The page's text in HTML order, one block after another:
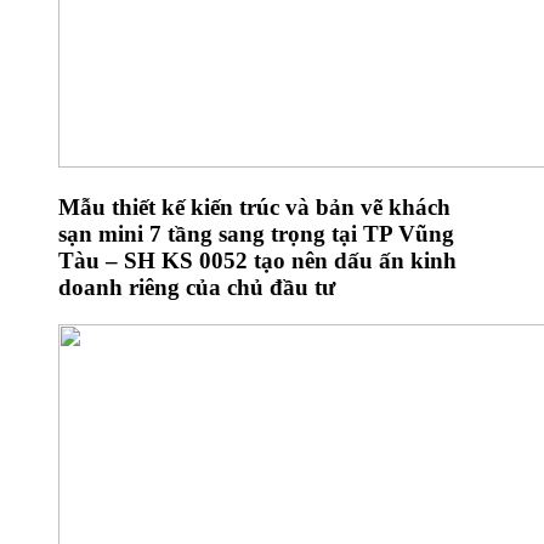
Mẫu thiết kế kiến trúc và bản vẽ khách
sạn mini 7 tầng sang trọng tại TP Vũng
Tàu – SH KS 0052 tạo nên dấu ấn kinh
doanh riêng của chủ đầu tư